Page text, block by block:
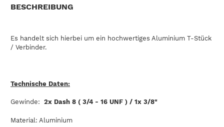
BESCHREIBUNG
Es handelt sich hierbei um ein hochwertiges Aluminium T-Stück
/ Verbinder.
Technische Daten:
Gewinde: 2x Dash 8 ( 3/4 - 16 UNF ) / 1x 3/8"
Material: Aluminium